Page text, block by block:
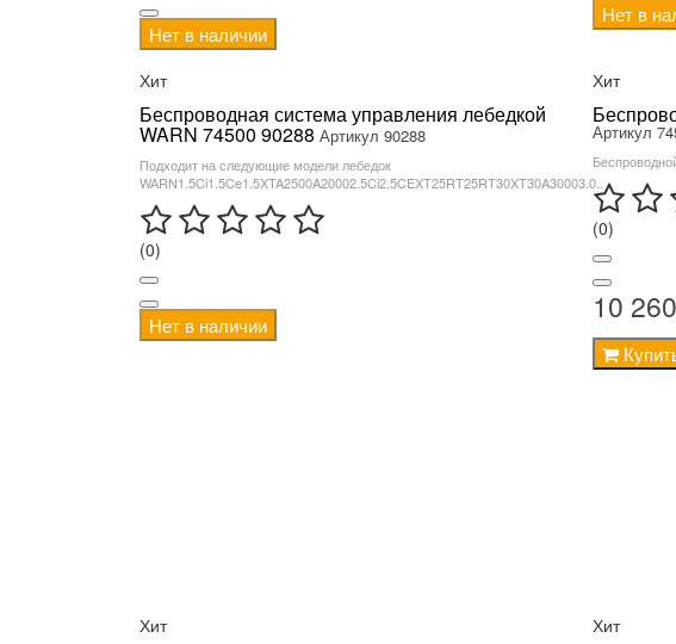
Нет в наличии
Нет в
Хит
Беспроводная система управления лебедкой
WARN 74500 90288 Артикул 90288
Подходит на следующие модели лебедок
WARN1.5Ci1.5Ce1.5XTA2500A20002.5Ci2.5CEXT25RT25RT30XT30A30003.0..
(0)
Нет в наличии
Хит
Артикул
(0)
10
Хит Хит